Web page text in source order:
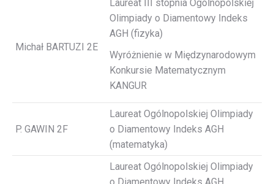
Michał BARTUZI 2E
Laureat III stopnia Ogólnopolskiej
Olimpiady o Diamentowy Indeks
AGH (fizyka)
Wyróżnienie w Międzynarodowym
Konkursie Matematycznym
KANGUR
P. GAWIN 2F
Laureat Ogólnopolskiej Olimpiady
o Diamentowy Indeks AGH
(matematyka)
Laureat Ogólnopolskiej Olimpiady